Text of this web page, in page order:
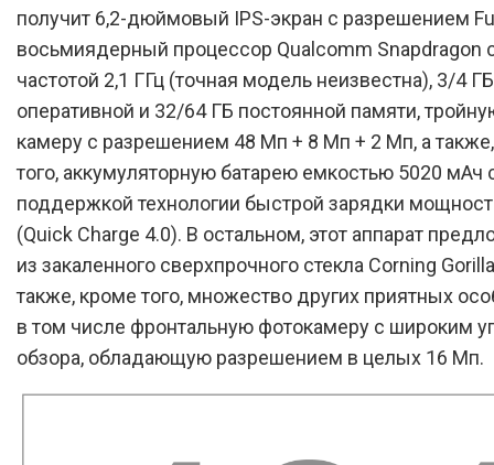
получит 6,2-дюймовый IPS-экран с разрешением
восьмиядерный процессор Qualcomm Snapdragon
частотой 2,1 ГГц (точная модель неизвестна), 3/4 ГБ
оперативной и 32/64 ГБ постоянной памяти,
камеру с разрешением 48 Мп + 8 Мп + 2 Мп, а
того, аккумуляторную батарею емкостью 5020 мАч
поддержкой технологии быстрой зарядки
(Quick Charge 4.0). В остальном, этот аппарат
из закаленного сверхпрочного стекла Corning
также, кроме того, множество других приятных
в том числе фронтальную фотокамеру с широким
обзора, обладающую разрешением в целых 16 Мп.